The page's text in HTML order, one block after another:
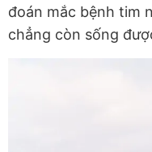
đoán mắc bệnh tim
chẳng còn sống